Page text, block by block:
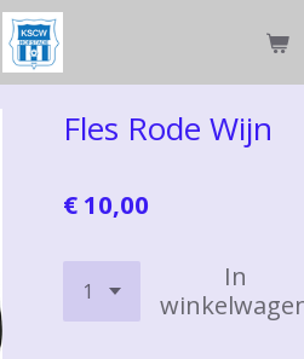
Fles Rode Wijn
€ 10,00
In